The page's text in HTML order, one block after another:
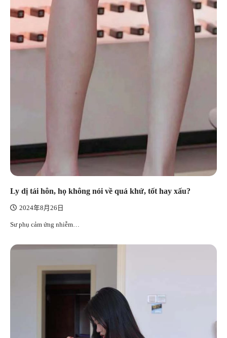
Ly dị tái hôn, họ không nói về quá khứ, tốt hay xấu?
2024年8月26日
Sư phụ cảm ứng nhiễm…